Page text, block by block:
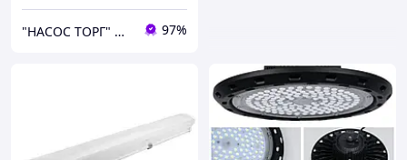
"НАСОС ТОРГ" Насосне обладнання, інструменти, освітлення 97%